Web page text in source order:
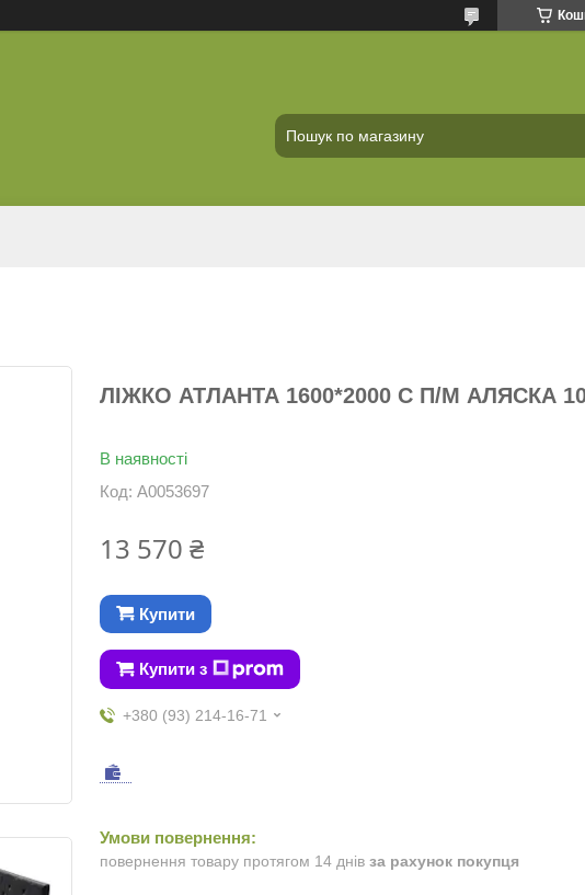
ЛІЖКО АТЛАНТА 1600*2000 С П/М АЛЯСКА
В наявності
Код: А0053697
13 570 ₴
Купити
Купити з
+380 (93) 214-16-71
повернення товару протягом 14 днів за рахунок покупця